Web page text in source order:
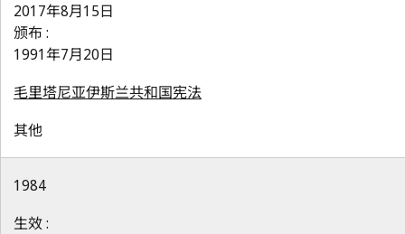
2017年8月15日
颁布 :
1991年7月20日
毛里塔尼亚伊斯兰共和国宪法
其他
1984
生效 :